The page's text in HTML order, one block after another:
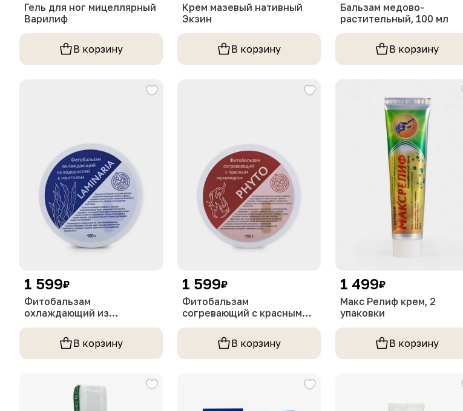
Гель для ног мицеллярный
Варилиф
В корзину
Крем мазевый нативный
Экзин
В корзину
Бальзам медово-
растительный, 100 мл
В корзину
1 599₽
Фитобальзам
охлаждающий из
водорослей с ментолом,
В корзину
1 599₽
Фитобальзам
согревающий с красным
мухомором, 150 г
В корзину
1 499₽
Макс Релиф крем, 2
упаковки
В корзину